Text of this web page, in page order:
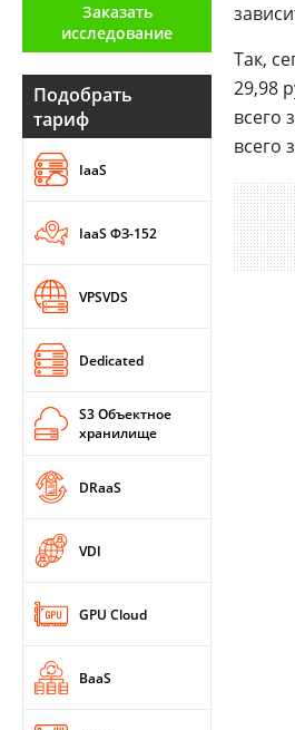
Аналитика
Техника
Об
издании
Реклама
Вакансии
Контакты
Дзен
Rutube
Заказать
исследование
Подобрать
тариф
IaaS
IaaS ФЗ-152
VPSVDS
Dedicated
S3 Объектное
хранилище
DRaaS
VDI
GPU Cloud
BaaS
Так,
29,98
всего
всего